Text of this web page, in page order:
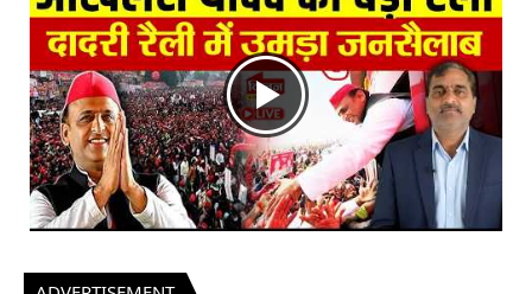
ADVERTISEMENT